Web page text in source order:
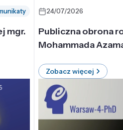
mgr.
24/07/2026
Publiczna obrona
Mohammada
Zobacz więcej